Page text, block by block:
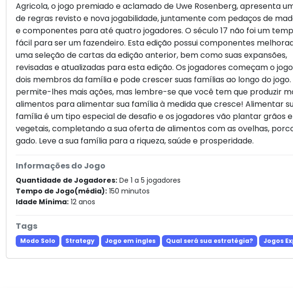
Agricola, o jogo premiado e aclamado de Uwe Rosenberg, apresenta
de regras revisto e nova jogabilidade, juntamente com pedaços de
e componentes para até quatro jogadores. O século 17 não foi um
fácil para ser um fazendeiro. Esta edição possui componentes
uma seleção de cartas da edição anterior, bem como suas expansões,
revisadas e atualizadas para esta edição. Os jogadores começam o
dois membros da família e pode crescer suas famílias ao longo do
permite-lhes mais ações, mas lembre-se que você tem que produzir
alimentos para alimentar sua família à medida que cresce! Alimentar
família é um tipo especial de desafio e os jogadores vão plantar grãos e
vegetais, completando a sua oferta de alimentos com as ovelhas,
gado. Leve a sua família para a riqueza, saúde e prosperidade.
Informações do Jogo
Quantidade de Jogadores: De 1 a 5 jogadores
Tempo de Jogo(média): 150 minutos
Idade Mínima: 12 anos
Tags
Modo Solo Strategy Jogo em ingles Qual será sua estratégia? Jogos